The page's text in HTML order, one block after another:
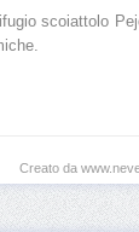
scoiattolo
Creato da